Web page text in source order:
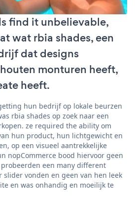
find it unbelievable,
wat rbia shades, een
dat designs
monturen heeft,
heeft.
hun bedrijf op lokale beurzen
rbia shades op zoek naar een
ze required the ability om
hun product, hun lichtgewicht en
op een visueel aantrekkelijke
nopCommerce bood hiervoor geen
een many different
slider vonden en geen van hen leek
en was onhandig en moeilijk te